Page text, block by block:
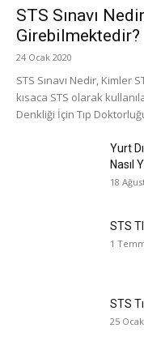
STS Sınavı
Girebilmektedir?
24 Ocak 2020
STS Sınavı Nedir, Kimler
kısaca STS olarak
Denkliği İçin Tıp
Yurt
Nasıl
18
STS
1
STS
25